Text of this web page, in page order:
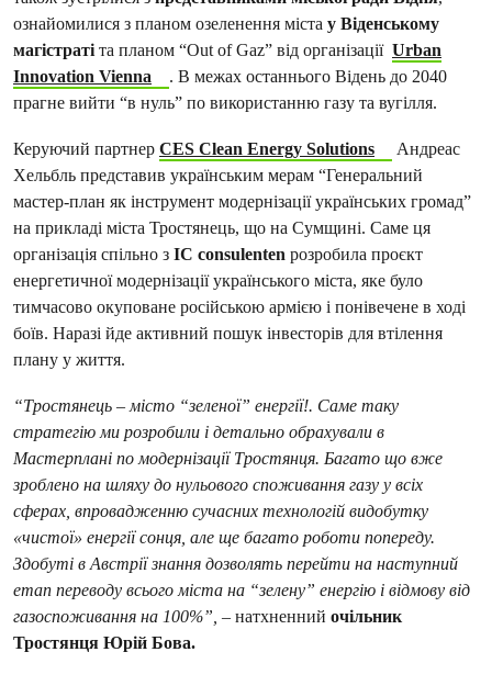
ознайомилися з планом озеленення міста у Віденському
магістратіта планом “Out of Gaz” від організації Urban
Innovation Vienna
. В межах останнього Відень до 2040
прагне вийти “в нуль” по використанню газу та вугілля.
Керуючий партнер CES Clean Energy Solutions
Андреас
Хельбль представив українським мерам “Генеральний
мастер-план як інструмент модернізації українських громад”
на прикладі міста Тростянець, що на Сумщині. Саме ця
організація спільно з ІC consulenten розробила проєкт
енергетичної модернізації українського міста, яке було
тимчасово окуповане російською армією і понівечене в ході
боїв. Наразі йде активний пошук інвесторів для втілення
плану у життя.
“Тростянець – місто “зеленої” енергії!. Саме таку
стратегію ми розробили і детально обрахували в
Мастерплані по модернізації Тростянця. Багато що вже
зроблено на шляху до нульового споживання газу у всіх
сферах, впровадженню сучасних технологій видобутку
«чистої» енергії сонця, але ще багато роботи попереду.
Здобуті в Австрії знання дозволять перейти на наступний
етап переводу всього міста на “зелену” енергію і відмову від
газоспоживання на 100%”, – натхненний очільник
Тростянця Юрій Бова.